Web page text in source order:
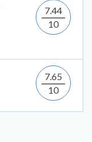
7.44
10
7.65
10